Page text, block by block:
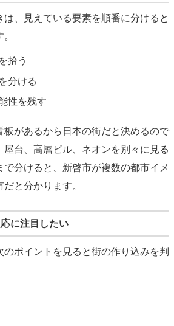
は、見えている要素を順番に分けると
拾う
分ける
性を残す
板があるから日本の街だと決めるので
屋台、高層ビル、ネオンを別々に見る
分けると、新啓市が複数の都市イメ
と分かります。
に注目したい
ポイントを見ると街の作り込みを判